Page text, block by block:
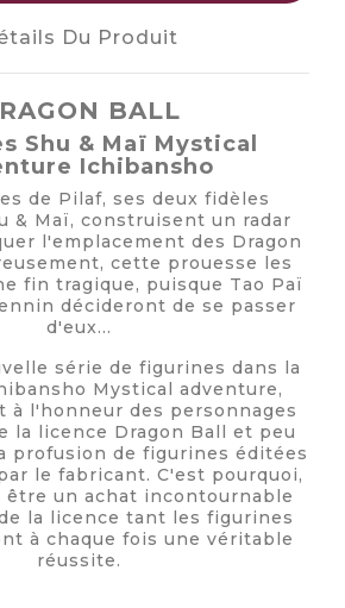
Du Produit
BALL
Shu & Maï Mystical
Ichibansho
de Pilaf, ses deux fidèles
& Maï, construisent un radar
l'emplacement des Dragon
cette prouesse les
fin tragique, puisque Tao Paï
décideront de se passer
d'eux...
série de figurines dans la
Mystical adventure,
à l'honneur des personnages
la licence Dragon Ball et peu
profusion de figurines éditées
le fabricant. C'est pourquoi,
être un achat incontournable
la licence tant les figurines
à chaque fois une véritable
réussite.